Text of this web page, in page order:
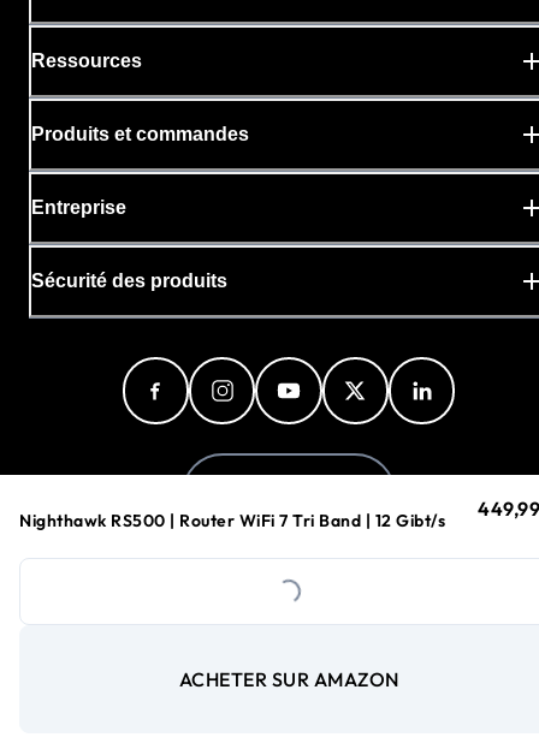
Nighthawk RS500 | Router WiFi 7 Tri Band | 12 Gibt/s prix
Loading...
ACHETER SUR AMAZON
Ressources
Produits et commandes
Entreprise
Sécurité des produits
Politique de confidentialité
Préférences en matière de cookies
©1996-2026NETGEAR®